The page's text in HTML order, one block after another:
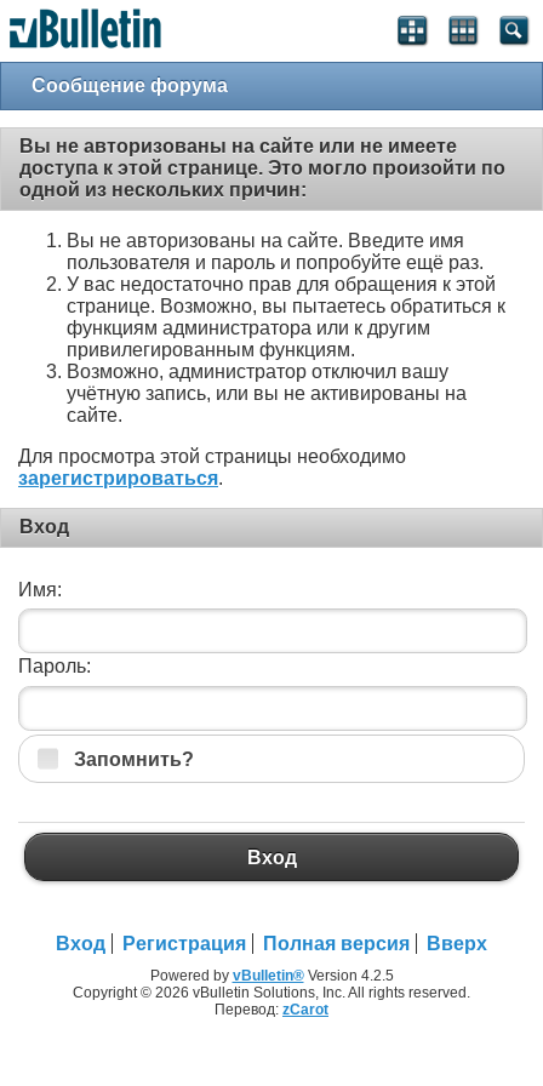
Сообщение форума
Вы не авторизованы на сайте или не имеете
доступа к этой странице. Это могло произойти по
одной из нескольких причин:
Вы не авторизованы на сайте. Введите имя
пользователя и пароль и попробуйте ещё раз.
У вас недостаточно прав для обращения к этой
странице. Возможно, вы пытаетесь обратиться к
функциям администратора или к другим
привилегированным функциям.
Возможно, администратор отключил вашу
учётную запись, или вы не активированы на
сайте.
Для просмотра этой страницы необходимо
зарегистрироваться.
Вход
Имя:
Пароль:
Запомнить?
Вход
Вход Регистрация Полная версия Вверх
Powered by vBulletin®Version 4.2.5
Copyright © 2026 vBulletin Solutions, Inc. All rights reserved.
Перевод: zCarot